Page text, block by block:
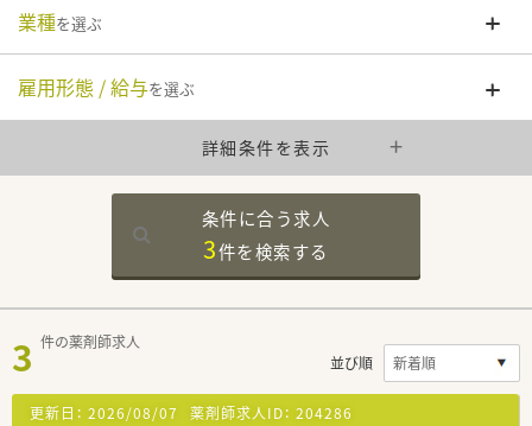
業種を選ぶ
雇用形態 / 給与を選ぶ
詳細条件を表示
条件に合う求人
3件を検索する
3 件の薬剤師求人
並び順
更新日： 2026/08/07 薬剤師求人ID： 204286